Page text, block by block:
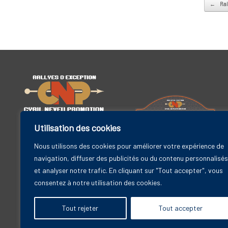
Utilisation des cookies
Nous utilisons des cookies pour améliorer votre expérience de
navigation, diffuser des publicités ou du contenu personnalisés
et analyser notre trafic. En cliquant sur "Tout accepter", vous
consentez à notre utilisation des cookies.
Tout rejeter Tout accepter
←
Cyril Neveu Promotion
92800 Puteaux – FRANCE
Contact
Rallye Maroc Classic
6-11 avril 2025